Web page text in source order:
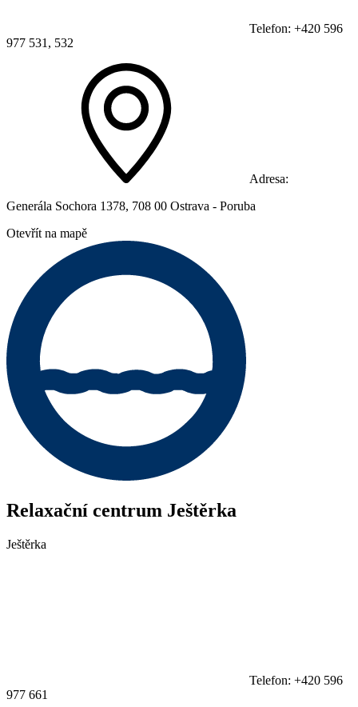
977 531, 532
Adresa:
Generála Sochora 1378, 708 00 Ostrava - Poruba
Otevřít na mapě
Relaxační centrum Ještěrka
Ještěrka
977 661